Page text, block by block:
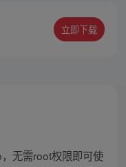
石而出，背负着守
了妖怪大道的霸
立即下载
无需root权限即可使